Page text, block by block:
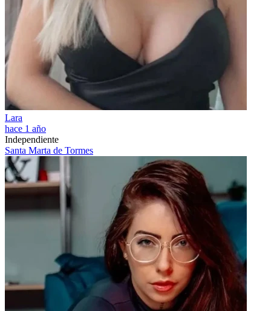
Lara
hace 1 año
Independiente
Santa Marta de Tormes